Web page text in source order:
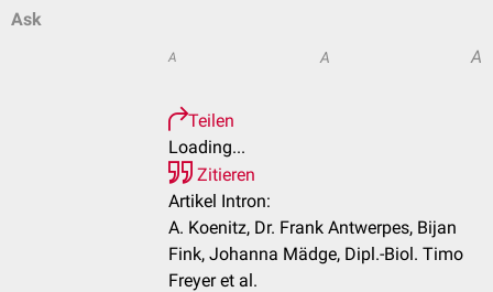
Ask
A A A
Teilen
Loading...
Zitieren
Artikel Intron:
A. Koenitz, Dr. Frank Antwerpes, Bijan
Fink, Johanna Mädge, Dipl.-Biol. Timo
Freyer et al.